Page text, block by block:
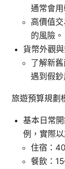
通常會用
高價值
的風險。
貨幣外觀
了解新
遇到假鈔
旅遊預算規劃
基本日常
例，實際以
住宿：
餐飲：